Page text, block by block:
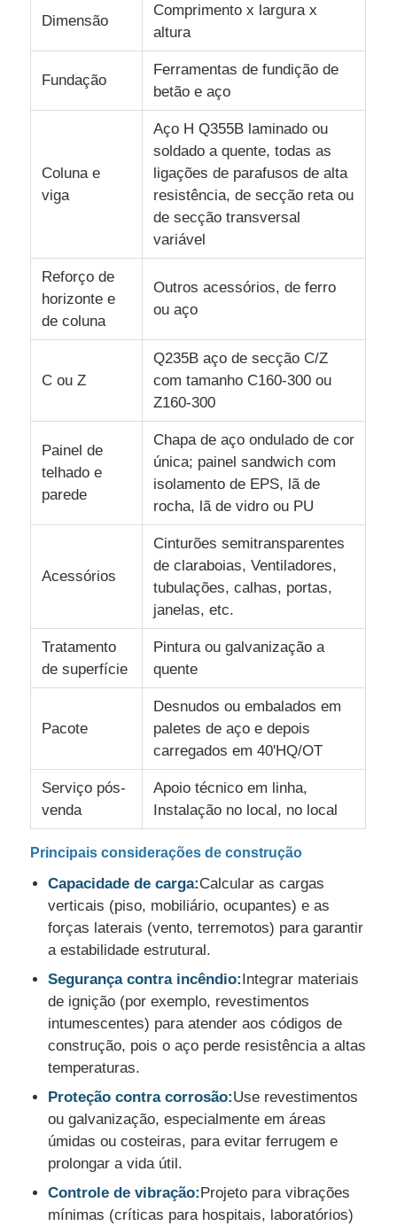
Dimensão
Comprimento x largura x
altura
Fundação
Ferramentas de fundição de
betão e aço
Coluna e
viga
Aço H Q355B laminado ou
soldado a quente, todas as
ligações de parafusos de alta
resistência, de secção reta ou
de secção transversal
variável
Reforço de
horizonte e
de coluna
Outros acessórios, de ferro
ou aço
C ou Z
Q235B aço de secção C/Z
com tamanho C160-300 ou
Z160-300
Painel de
telhado e
parede
Chapa de aço ondulado de cor
única; painel sandwich com
isolamento de EPS, lã de
rocha, lã de vidro ou PU
Acessórios
Cinturões semitransparentes
de claraboias, Ventiladores,
tubulações, calhas, portas,
janelas, etc.
Tratamento
de superfície
Pintura ou galvanização a
quente
Pacote
Desnudos ou embalados em
paletes de aço e depois
carregados em 40'HQ/OT
Serviço pós-
venda
Apoio técnico em linha,
Instalação no local, no local
Principais considerações de construção
Capacidade de carga:Calcular as cargas
verticais (piso, mobiliário, ocupantes) e as
forças laterais (vento, terremotos) para garantir
a estabilidade estrutural.
Segurança contra incêndio:Integrar materiais
de ignição (por exemplo, revestimentos
intumescentes) para atender aos códigos de
construção, pois o aço perde resistência a altas
temperaturas.
Proteção contra corrosão:Use revestimentos
ou galvanização, especialmente em áreas
úmidas ou costeiras, para evitar ferrugem e
prolongar a vida útil.
Controle de vibração:Projeto para vibrações
mínimas (críticas para hospitais, laboratórios)